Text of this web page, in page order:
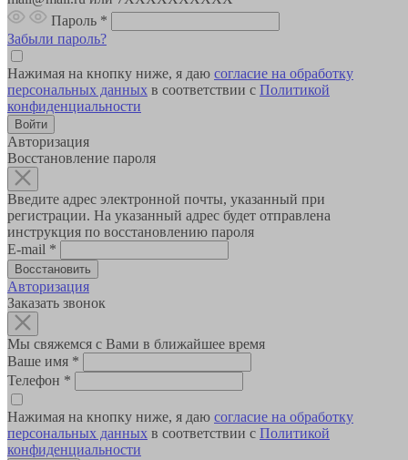
Пароль *
Забыли пароль?
Нажимая на кнопку ниже, я даю согласие на обработку
персональных данных в соответствии с Политикой
конфиденциальности
Авторизация
Восстановление пароля
Введите адрес электронной почты, указанный при
регистрации. На указанный адрес будет отправлена
инструкция по восстановлению пароля
E-mail *
Авторизация
Заказать звонок
Мы свяжемся с Вами в ближайшее время
Ваше имя *
Телефон *
Нажимая на кнопку ниже, я даю согласие на обработку
персональных данных в соответствии с Политикой
конфиденциальности